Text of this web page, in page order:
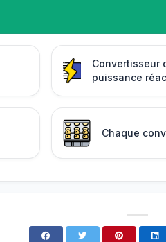
Convertisseur
puissance
Chaque